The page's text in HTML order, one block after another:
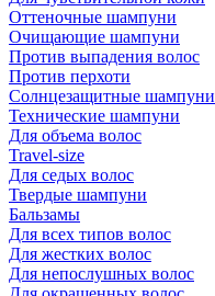
Оттеночные шампуни
Очищающие шампуни
Против выпадения волос
Против перхоти
Солнцезащитные шампуни
Технические шампуни
Для объема волос
Travel-size
Для седых волос
Твердые шампуни
Бальзамы
Для всех типов волос
Для жестких волос
Для непослушных волос